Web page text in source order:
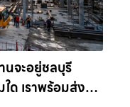
นจะอยู่ชลบุรี
ด เราพร้อมส่งรถ